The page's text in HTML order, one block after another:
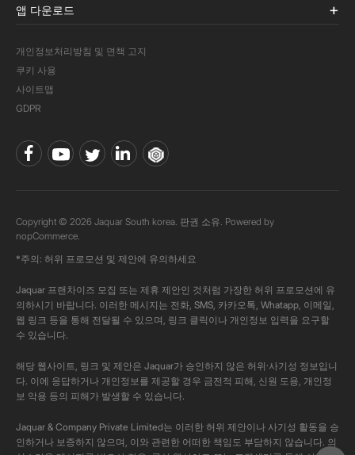
앱 다운로드
개인정보처리방침 및 면책 고지
쿠키 사용
사이트맵
GDPR
Copyright © 2026 Jaquar South korea. 판권 소유. Powered by
nopCommerce.
*주의: 허위 프로모션 및 제안에 유의하세요
Jaquar 프랜차이즈 모집 또는 제휴 제안인 것처럼 가장한 허위 프로모션에 유
의하시기 바랍니다. 이러한 메시지는 전화, SMS, 카카오톡, Whatapp, 이메일,
웹 링크 등을 통해 전달될 수 있으며, 링크 클릭이나 개인정보 입력을 요구할
수 있습니다.
해당 웹사이트, 링크 및 제안은 Jaquar가 승인하지 않은 허위·사기성 정보입니
다. 이에 응답하거나 개인정보를 제공할 경우 금전적 피해, 신원 도용, 개인정
보 악용 등의 피해가 발생할 수 있습니다.
Jaquar & Company Private Limited는 이러한 허위 제안이나 사기성 활동을 승
인하거나 보증하지 않으며, 이와 관련한 어떠한 책임도 부담하지 않습니다. 의